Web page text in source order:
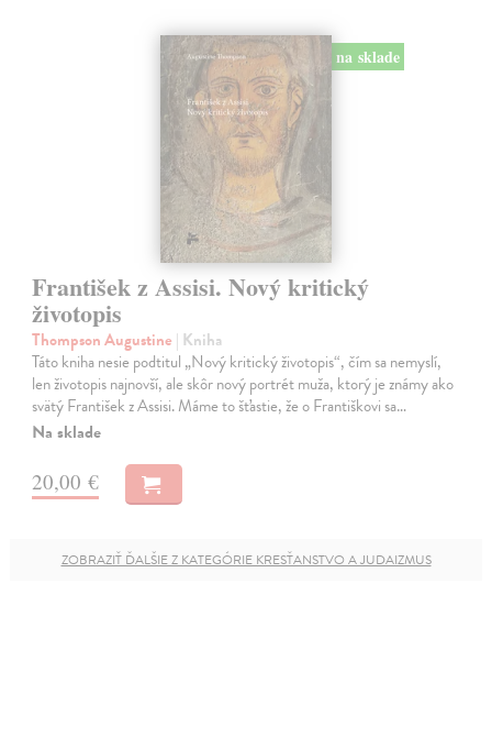
na sklade
František z Assisi. Nový kritický
životopis
Thompson Augustine | Kniha
Táto kniha nesie podtitul „Nový kritický životopis“, čím sa nemyslí,
len životopis najnovší, ale skôr nový portrét muža, ktorý je známy ako
svätý František z Assisi. Máme to šťastie, že o Františkovi sa…
Na sklade
20,00 €
ZOBRAZIŤ ĎALŠIE Z KATEGÓRIE KRESŤANSTVO A JUDAIZMUS